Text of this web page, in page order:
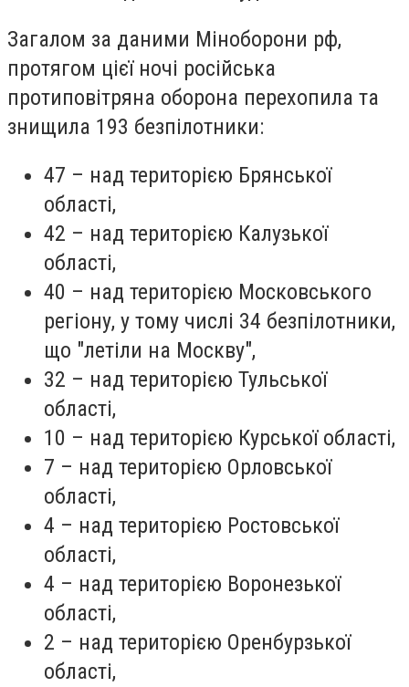
Загалом за даними Міноборони рф,
протягом цієї ночі російська
протиповітряна оборона перехопила та
знищила 193 безпілотники:
47 – над територією Брянської
області,
42 – над територією Калузької
області,
40 – над територією Московського
регіону, у тому числі 34 безпілотники,
що "летіли на Москву",
32 – над територією Тульської
області,
10 – над територією Курської області,
7 – над територією Орловської
області,
4 – над територією Ростовської
області,
4 – над територією Воронезької
області,
2 – над територією Оренбурзької
області,